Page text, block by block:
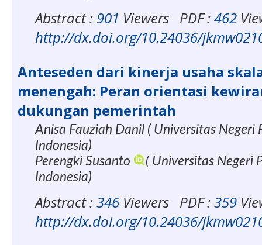
Abstract : 901 Viewers PDF :462
http://dx.doi.org/10.24036/
Anteseden dari kinerja usaha
menengah: Peran orientasi
dukungan pemerintah
Anisa Fauziah Danil ( Universitas Negeri
Indonesia)
Perengki Susanto
( Universitas Negeri
Indonesia)
Abstract :346 Viewers PDF :359
http://dx.doi.org/10.24036/